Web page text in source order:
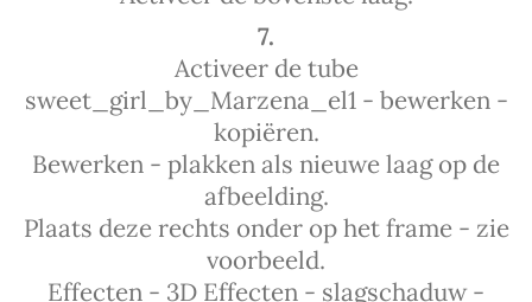
7.
Activeer de tube
sweet_girl_by_Marzena_el1 - bewerken -
kopiëren.
Bewerken - plakken als nieuwe laag op de
afbeelding.
Plaats deze rechts onder op het frame - zie
voorbeeld.
Effecten - 3D Effecten - slagschaduw -